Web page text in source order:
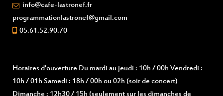
info@cafe-lastronef.fr
programmationlastronef@gmail.com
05.61.52.90.70
Horaires d'ouverture Du mardi au jeudi : 10h / 00h Vendredi :
10h / 01h Samedi : 18h / 00h ou 02h (soir de concert)
Dimanche : 12h30 / 15h (seulement sur les dimanches de